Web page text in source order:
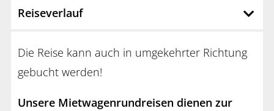
Reiseverlauf
Die Reise kann auch in umgekehrter Richtung
gebucht werden!
Unsere Mietwagenrundreisen dienen zur